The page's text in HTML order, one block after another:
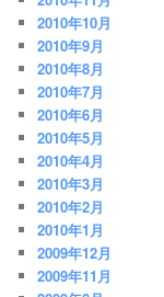
2010年10月
2010年9月
2010年8月
2010年7月
2010年6月
2010年5月
2010年4月
2010年3月
2010年2月
2010年1月
2009年12月
2009年11月